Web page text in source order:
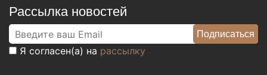
Рассылка новостей
Я согласен(а) на рассылку